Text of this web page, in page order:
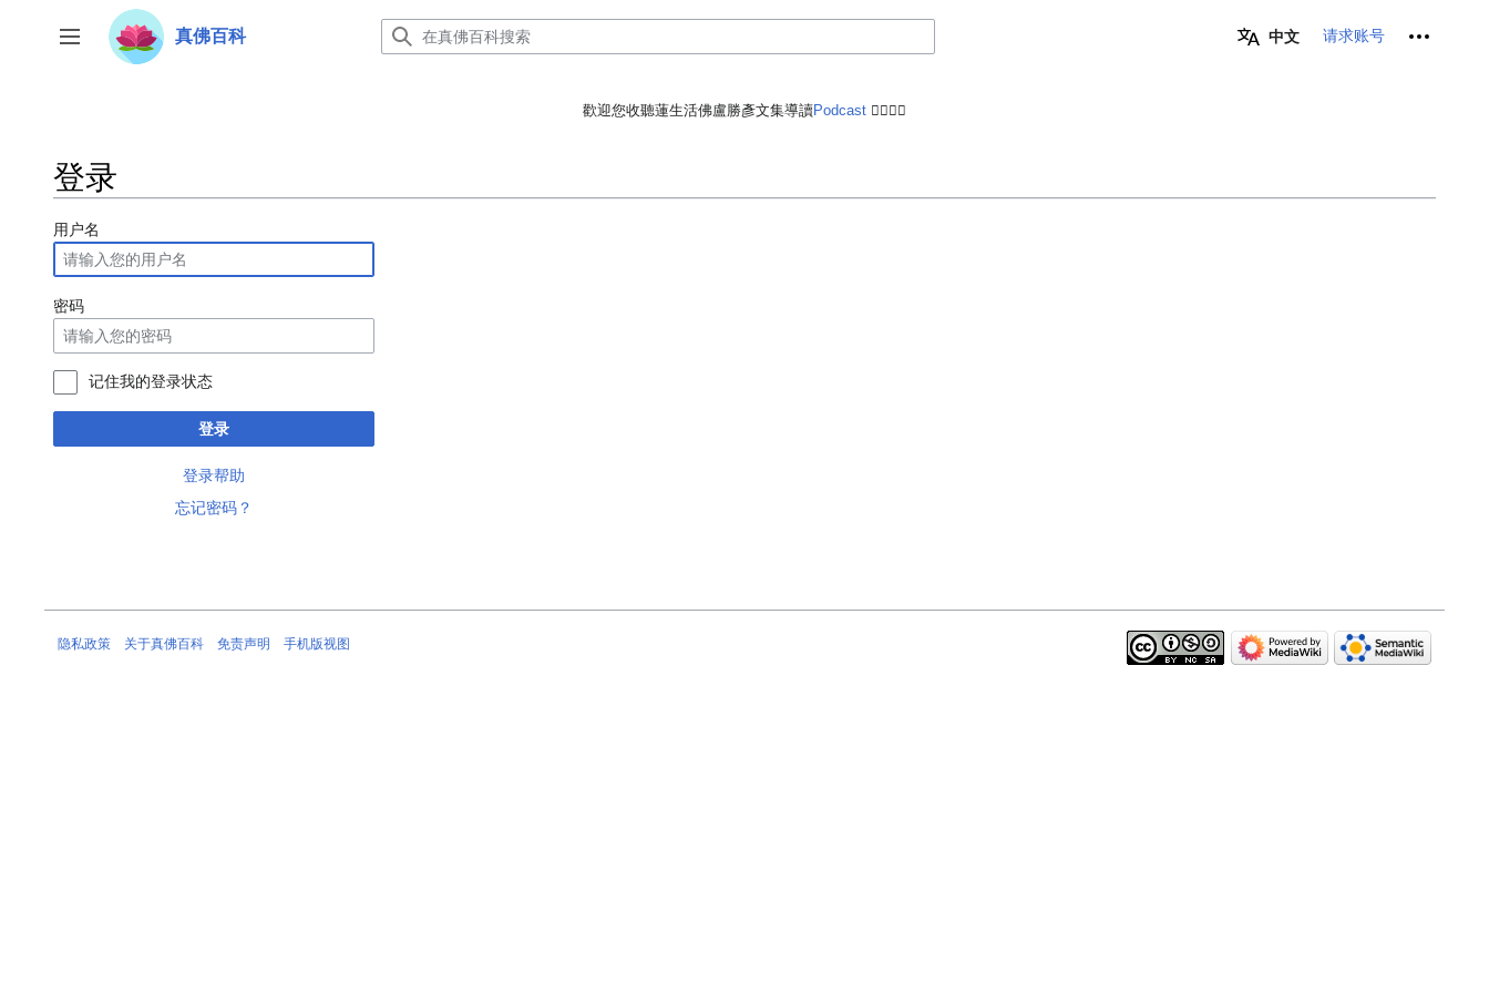
转
开关侧边栏
真佛百科 中文 请求账号 个人工具
歡迎您收聽蓮生活佛盧勝彥文集導讀Podcast 🙋‍♂️🙋‍♀️
登录
用户名
密码
记住我的登录状态
登录
登录帮助
忘记密码？
隐私政策 关于真佛百科 免责声明 手机版视图